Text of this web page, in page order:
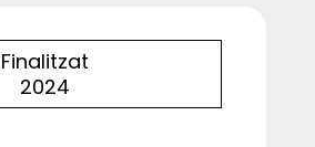
Finalitzat
2024